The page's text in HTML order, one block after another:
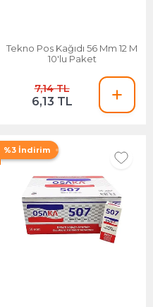
Tekno Pos Kağıdı 56 Mm 12 M
10'lu Paket
7,14 TL
6,13 TL
%3 İndirim